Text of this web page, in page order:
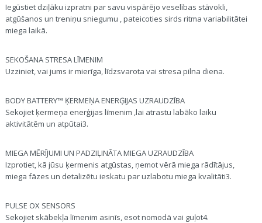
Iegūstiet dziļāku izpratni par savu vispārējo veselības stāvokli,
atgūšanos un treniņu sniegumu , pateicoties sirds ritma variabilitātei
miega laikā.
SEKOŠANA STRESA LĪMENIM
Uzziniet, vai jums ir mierīga, līdzsvarota vai stresa pilna diena.
BODY BATTERY™ ĶERMEŅA ENERĢIJAS UZRAUDZĪBA
Sekojiet ķermeņa enerģijas līmenim ,lai atrastu labāko laiku
aktivitātēm un atpūtai3.
MIEGA MĒRĪJUMI UN PADZIĻINĀTA MIEGA UZRAUDZĪBA
Izprotiet, kā jūsu ķermenis atgūstas, ņemot vērā miega rādītājus,
miega fāzes un detalizētu ieskatu par uzlabotu miega kvalitāti3.
PULSE OX SENSORS
Sekojiet skābekļa līmenim asinīs, esot nomodā vai guļot4.